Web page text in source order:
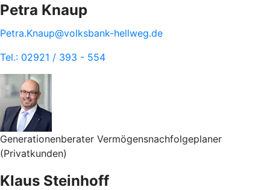
Petra Knaup
Petra.Knaup@volksbank-hellweg.de
Tel.: 02921 / 393 - 554
Generationenberater Vermögensnachfolgeplaner
(Privatkunden)
Klaus Steinhoff